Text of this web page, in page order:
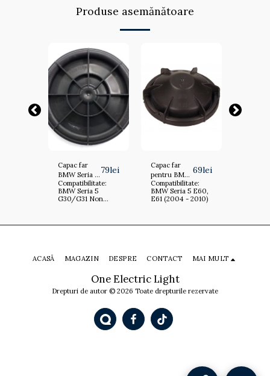
Produse asemănătoare
Capac far
BMW Seria 5
G30/G31
Non Facelift
(2017 - 2020)
1720
79lei
Compatibilitate:
BMW Seria 5
G30/G31 Non
Capac far
pentru BMW
Seria 5 E60,
E61 (2004 -
2010) HDC-
69lei
Compatibilitate:
BMW Seria 5 E60,
E61 (2004 - 2010)
far cu
One Electric Light
Drepturi de autor © 2026 Toate drepturile rezervate
ACASĂ MAGAZIN DESPRE CONTACT MAI MULT